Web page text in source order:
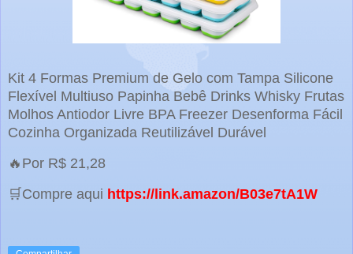
Kit 4 Formas Premium de Gelo com Tampa Silicone
Flexível Multiuso Papinha Bebê Drinks Whisky Frutas
Molhos Antiodor Livre BPA Freezer Desenforma Fácil
Cozinha Organizada Reutilizável Durável
🔥Por R$ 21,28
🛒Compre aqui https://link.amazon/B03e7tA1W